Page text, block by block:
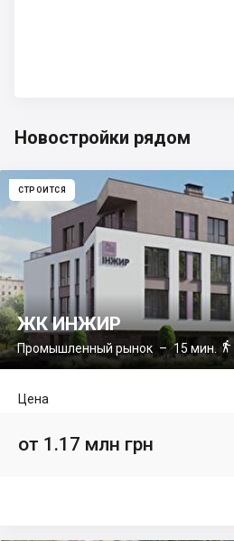
Новостройки рядом
СТРОИТСЯ
ЖК ИНЖИР
Промышленный рынок – 15 мин. 
Цена
от 1.17 млн грн